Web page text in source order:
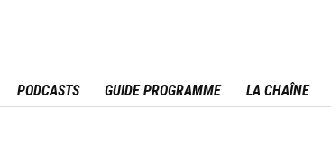
PODCASTS GUIDE PROGRAMME LA CHAÎNE